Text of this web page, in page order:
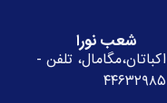
شعب نورا
اکباتان،مگامال، تلفن -
۴۴۶۳۲۹۸۵